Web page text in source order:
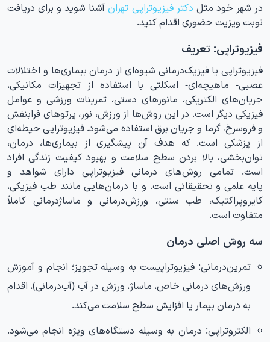
در شهر خود مثل دکتر فیزیوتراپی تهرانآشنا شوید و برای دریافت
نوبت ویزیت حضوری اقدام کنید.
فیزیوتراپی: تعریف
فیزیوتراپی یا فیزیک‌درمانی شیوه‌ای از درمان بیماری‌ها و اختلالات
عصبی- ماهیچه‌ای- اسکلتی با استفاده از تجهیزات مکانیکی،
جریان‌های الکتریکی، مانورهای دستی، تمرینات ورزشی و عوامل
فیزیکی دیگر است. در این روش‌ها از ورزش، نور، پرتوهای فرابنفش
و فروسرخ، گرما و جریان برق استفاده می‌شود. فیزیوتراپی حیطه‌ای
از پزشکی است. که هدف آن پیشگیری از بیماری‌ها، درمان،
توان‌بخشی، بالا بردن سطح سلامت و بهبود کیفیت زندگی افراد
است. تمامی روش‌های درمانی فیزیوتراپی دارای شواهد و
پایه علمی و تحقیقاتی است. و با درمان‌هایی مانند طب فیزیکی،
کایروپراکتیک، طب سنتی، ورزش‌درمانی و ماساژدرمانی کاملاً
متفاوت است.
سه روش اصلی درمان
تمرین‌درمانی: فیزیوتراپیست به وسیله تجویز؛ انجام و آموزش
ورزش‌های درمانی خاص، ماساژ، ورزش در آب (آب‌درمانی)، اقدام
به درمان بیمار یا افزایش سطح سلامت می‌کند.
الکتروتراپی: درمان به وسیله دستگاه‌های ویژه انجام می‌شود.